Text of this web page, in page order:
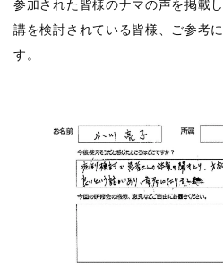
参加された皆様のナマの声を掲載
講を検討されている皆様、ご参考
す。